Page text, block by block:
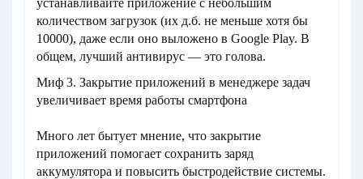
количеством загрузок (их д.б. не меньше хотя бы
10000), даже если оно выложено в Google Play. В
общем, лучший антивирус — это голова.
Миф 3. Закрытие приложений в менеджере задач
увеличивает время работы смартфона
Много лет бытует мнение, что закрытие
приложений помогает сохранить заряд
аккумулятора и повысить быстродействие системы.